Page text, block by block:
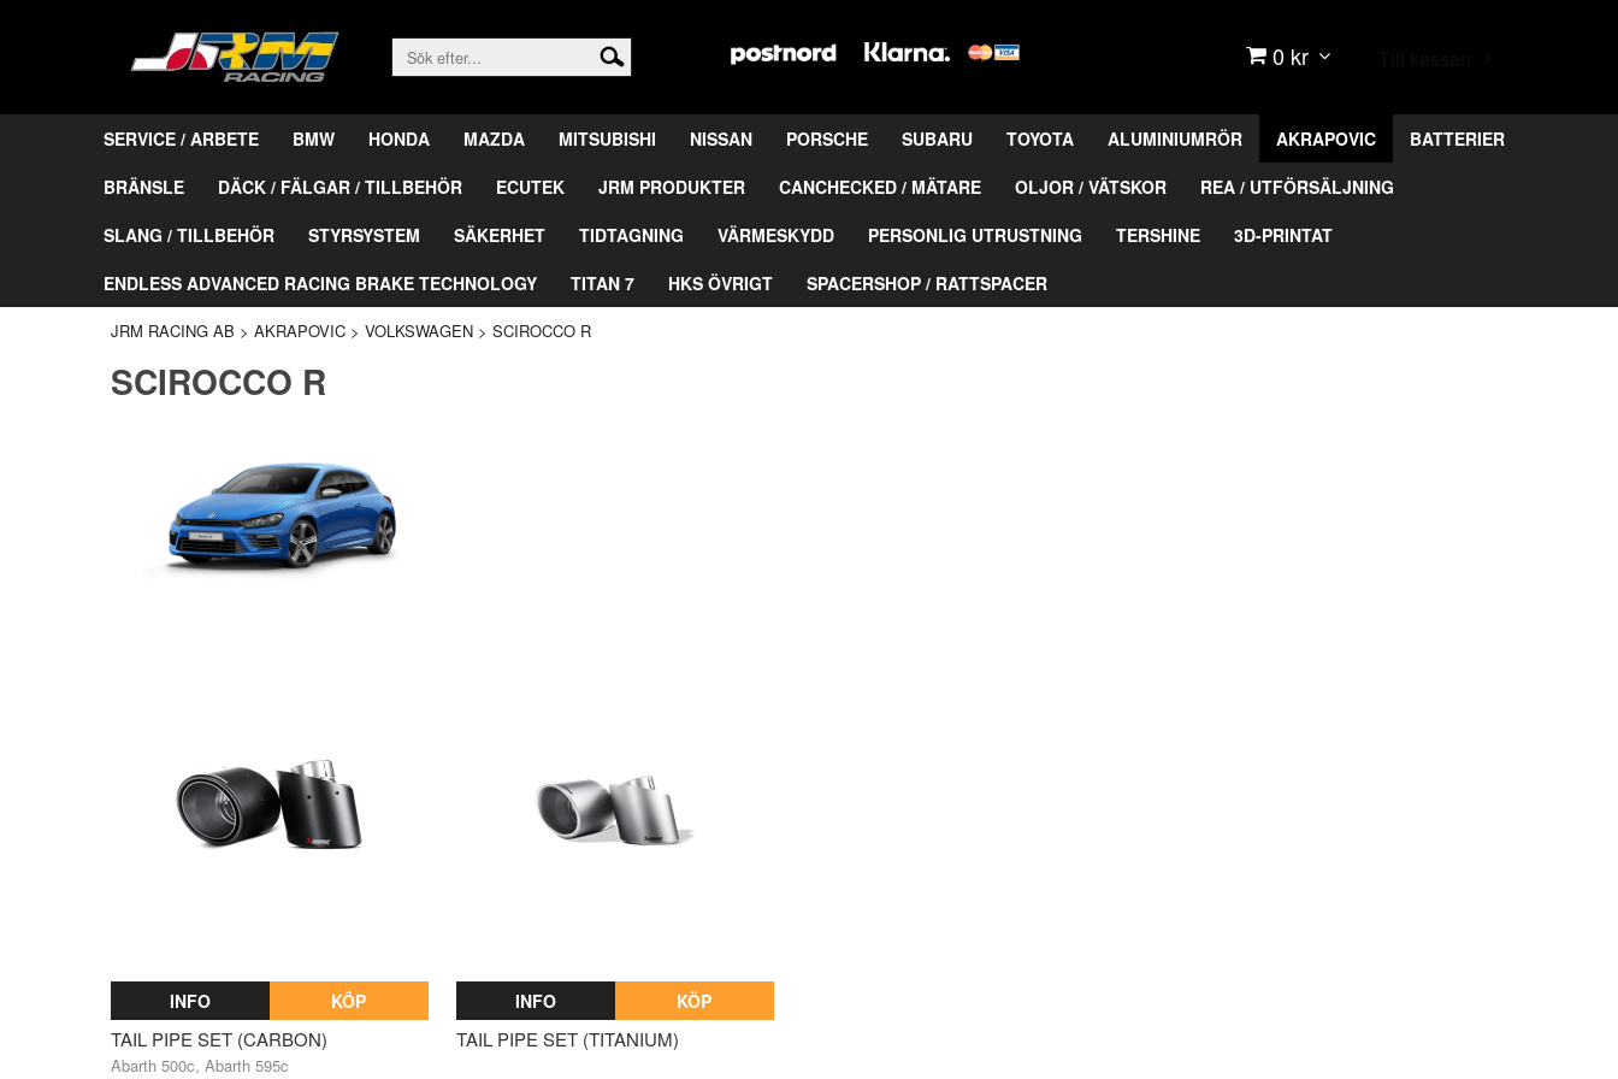
0 kr
SERVICE / ARBETE BMW HONDA MAZDA MITSUBISHI NISSAN PORSCHE SUBARU TOYOTA ALUMINIUMRÖR AKRAPOVIC
BATTERIER
BRÄNSLE
DÄCK / FÄLGAR / TILLBEHÖR ECUTEK JRM PRODUKTER CANCHECKED / MÄTARE OLJOR / VÄTSKOR
REA / UTFÖRSÄLJNING
SLANG / TILLBEHÖR
STYRSYSTEM SÄKERHET TIDTAGNING VÄRMESKYDD PERSONLIG UTRUSTNING TERSHINE
3D-PRINTAT
ENDLESS ADVANCED RACING BRAKE TECHNOLOGY
TITAN 7 HKS ÖVRIGT SPACERSHOP / RATTSPACER
JRM RACING AB > AKRAPOVIC > VOLKSWAGEN > SCIROCCO R
SCIROCCO R
INFO KÖP
TAIL PIPE SET (CARBON)
Abarth 500c, Abarth 595c
INFO KÖP
TAIL PIPE SET (TITANIUM)